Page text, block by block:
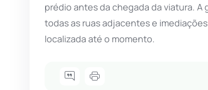
prédio antes da chegada da viatura.
todas as ruas adjacentes e
localizada até o momento.